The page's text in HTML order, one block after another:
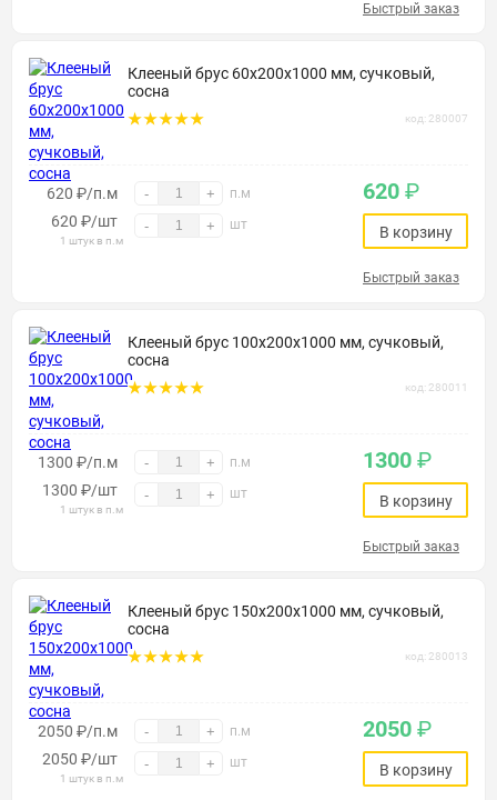
Быстрый заказ
Клееный брус 60х200х1000 мм, сучковый,
сосна
код: 280007
620 ₽/п.м - + п.м
620 ₽/шт
1 штук в п.м
- + шт
620 ₽
В корзину
Быстрый заказ
Клееный брус 100х200х1000 мм, сучковый,
сосна
код: 280011
1300 ₽/п.м - + п.м
1300 ₽/шт
1 штук в п.м
- + шт
1300 ₽
В корзину
Быстрый заказ
Клееный брус 150х200х1000 мм, сучковый,
сосна
код: 280013
2050 ₽/п.м - + п.м
2050 ₽/шт
1 штук в п.м
- + шт
2050 ₽
В корзину